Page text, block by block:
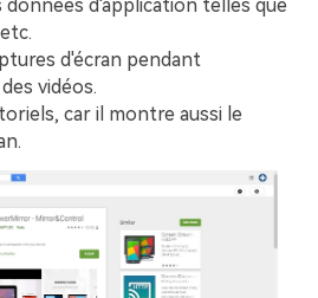
d'application telles que
d'écran pendant
vidéos.
car il montre aussi le